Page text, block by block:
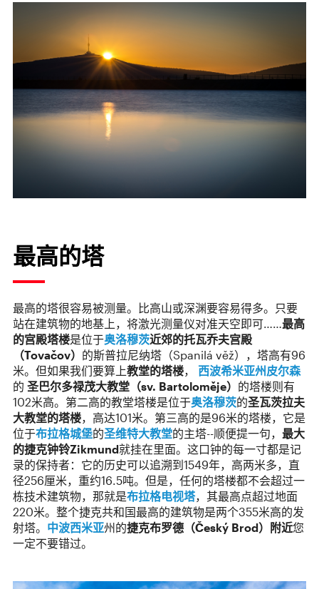
最高的塔
最高的塔很容易被测量。比高山或深渊要容易得多。只要
站在建筑物的地基上，将激光测量仪对准天空即可…… 最高
的宫殿塔楼是位于奥洛穆茨近郊的托瓦乔夫宫殿
（Tovačov） 的斯普拉尼纳塔（Spanilá věž），塔高有96
米。但如果我们要算上教堂的塔楼， 西波希米亚州皮尔森
的 圣巴尔多禄茂大教堂（sv. Bartoloměje） 的塔楼则有
102米高。第二高的教堂塔楼是位于奥洛穆茨的圣瓦茨拉夫
大教堂的塔楼，高达101米。第三高的是96米的塔楼，它是
位于布拉格城堡的圣维特大教堂的主塔--顺便提一句， 最大
的捷克钟铃Zikmund就挂在里面。这口钟的每一寸都是记
录的保持者：它的历史可以追溯到1549年，高两米多，直
径256厘米，重约16.5吨。但是，任何的塔楼都不会超过一
栋技术建筑物，那就是布拉格电视塔，其最高点超过地面
220米。整个捷克共和国最高的建筑物是两个355米高的发
射塔。 中波西米亚州的捷克布罗德（Český Brod）附近您
一定不要错过。